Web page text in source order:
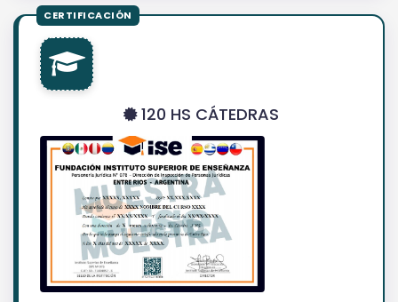
120 HS CÁTEDRAS